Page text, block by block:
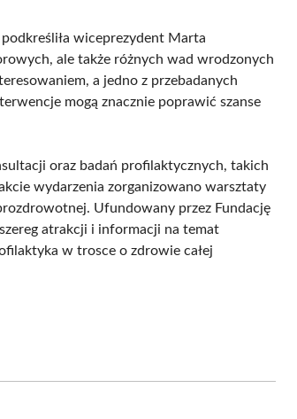
wiceprezydent Marta
ale także różnych wad wrodzonych
a jedno z przebadanych
mogą znacznie poprawić szanse
oraz badań profilaktycznych, takich
wydarzenia zorganizowano warsztaty
Ufundowany przez Fundację
atrakcji i informacji na temat
w trosce o zdrowie całej